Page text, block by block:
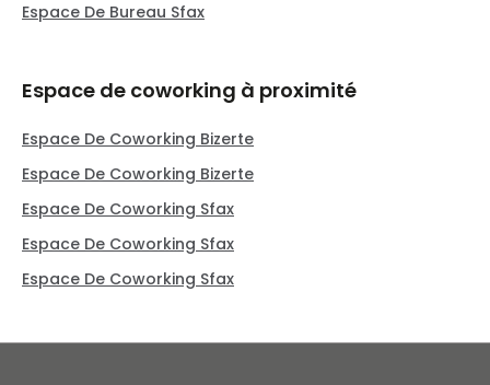
Espace De Bureau Sfax
Espace de coworking à proximité
Espace De Coworking Bizerte
Espace De Coworking Bizerte
Espace De Coworking Sfax
Espace De Coworking Sfax
Espace De Coworking Sfax